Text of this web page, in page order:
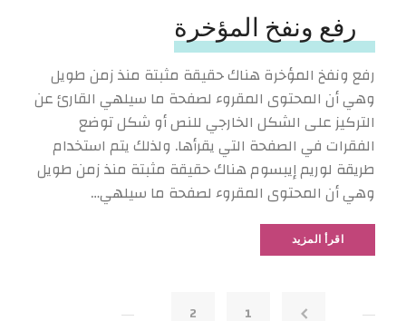
رفع ونفخ المؤخرة
رفع ونفخ المؤخرة هناك حقيقة مثبتة منذ زمن طويل
وهي أن المحتوى المقروء لصفحة ما سيلهي القارئ عن
التركيز على الشكل الخارجي للنص أو شكل توضع
الفقرات في الصفحة التي يقرأها. ولذلك يتم استخدام
طريقة لوريم إيبسوم هناك حقيقة مثبتة منذ زمن طويل
وهي أن المحتوى المقروء لصفحة ما سيلهي…
اقرأ المزيد
1
2